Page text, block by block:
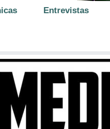
Entrevistas